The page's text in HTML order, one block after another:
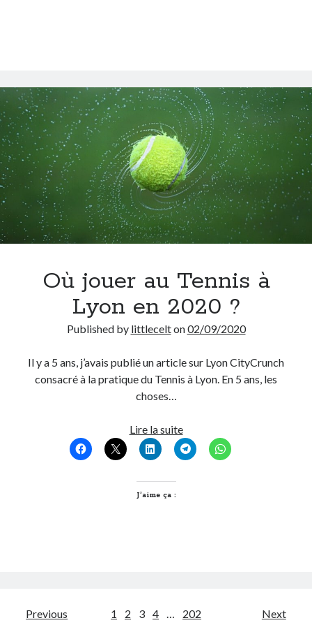
Où jouer au Tennis à
Lyon en 2020 ?
Published by littlecelton02/09/2020
Il y a 5 ans, j’avais publié un article sur Lyon CityCrunch
consacré à la pratique du Tennis à Lyon. En 5 ans, les
choses…
Lire la suiteOù
jouer
au
J’aime ça :
Pagination
Previous 1 2 3 4 … 202 Next